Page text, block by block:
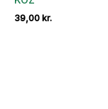
39,00 kr.